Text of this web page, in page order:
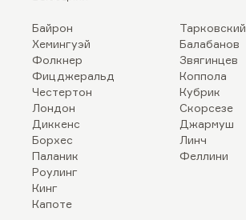
Байрон
Хемингуэй
Фолкнер
Фицджеральд
Честертон
Лондон
Диккенс
Борхес
Паланик
Роулинг
Кинг
Капоте
Тарковский
Балабанов
Звягинцев
Коппола
Кубрик
Скорсезе
Джармуш
Линч
Феллини